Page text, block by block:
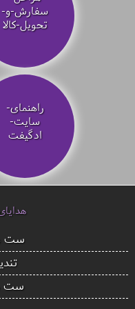
سفارش-و-
تحویل-کالا
راهنمای-
سایت-
ادگیفت
ست
ست